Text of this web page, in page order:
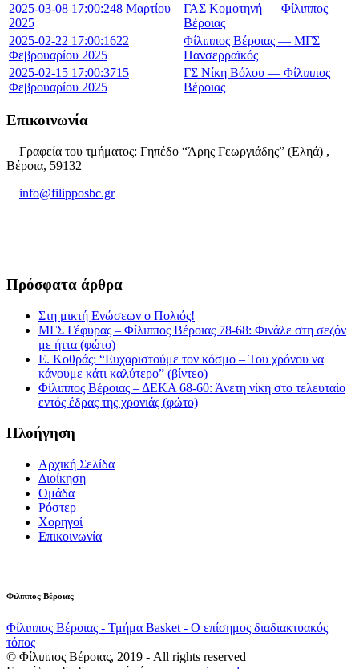
2025-03-08 17:00:248 Μαρτίου
2025
ΓΑΣ Κομοτηνή — Φίλιππος
Βέροιας
2025-02-22 17:00:1622
Φεβρουαρίου 2025
Φίλιππος Βέροιας — ΜΓΣ
Πανσερραϊκός
2025-02-15 17:00:3715
Φεβρουαρίου 2025
ΓΣ Νίκη Βόλου — Φίλιππος
Βέροιας
Επικοινωνία
Γραφεία του τμήματος: Γηπέδο “Άρης Γεωργιάδης” (Εληά) ,
Βέροια, 59132
info@filipposbc.gr
Πρόσφατα άρθρα
Στη μικτή Ενώσεων ο Πολιός!
ΜΓΣ Γέφυρας – Φίλιππος Βέροιας 78-68: Φινάλε στη σεζόν
με ήττα (φώτο)
Ε. Κοθράς: “Ευχαριστούμε τον κόσμο – Του χρόνου να
κάνουμε κάτι καλύτερο” (βίντεο)
Φίλιππος Βέροιας – ΔΕΚΑ 68-60: Άνετη νίκη στο τελευταίο
εντός έδρας της χρονιάς (φώτο)
Πλοήγηση
Αρχική Σελίδα
Διοίκηση
Ομάδα
Ρόστερ
Χορηγοί
Επικοινωνία
Φιλιππος Βέροιας
Φίλιππος Βέροιας - Τμήμα Basket - Ο επίσημος διαδιακτυακός
τόπος
© Φίλιππος Βέροιας, 2019 - All rights reserved